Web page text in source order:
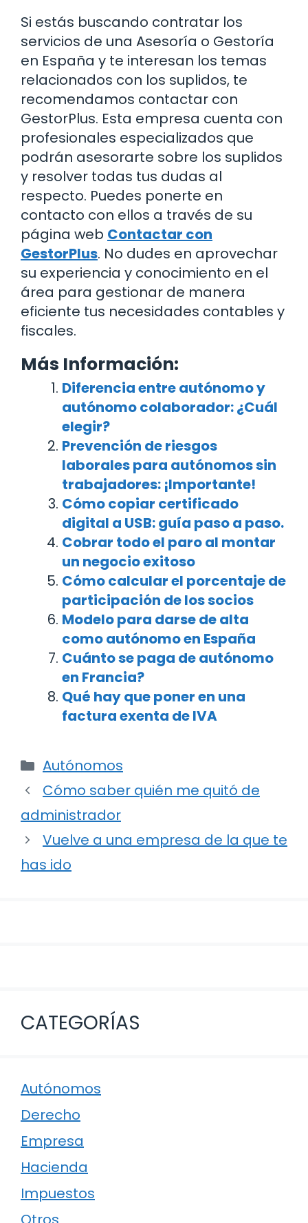
Si estás buscando contratar los
servicios de una Asesoría o Gestoría
en España y te interesan los temas
relacionados con los suplidos, te
recomendamos contactar con
GestorPlus. Esta empresa cuenta con
profesionales especializados que
podrán asesorarte sobre los suplidos
y resolver todas tus dudas al
respecto. Puedes ponerte en
contacto con ellos a través de su
página web Contactar con
GestorPlus. No dudes en aprovechar
su experiencia y conocimiento en el
área para gestionar de manera
eficiente tus necesidades contables y
fiscales.
Más Información:
Diferencia entre autónomo y
autónomo colaborador: ¿Cuál
elegir?
Prevención de riesgos
laborales para autónomos sin
trabajadores: ¡Importante!
Cómo copiar certificado
digital a USB: guía paso a paso.
Cobrar todo el paro al montar
un negocio exitoso
Cómo calcular el porcentaje de
participación de los socios
Modelo para darse de alta
como autónomo en España
Cuánto se paga de autónomo
en Francia?
Qué hay que poner en una
factura exenta de IVA
Categorías
Autónomos
Navegación
de
Cómo saber quién me quitó de
administrador
Vuelve a una empresa de la que te
has ido
CATEGORÍAS
Autónomos
Derecho
Empresa
Hacienda
Impuestos